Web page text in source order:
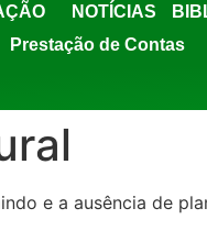
NOTÍCIAS
Prestação de Contas
e a ausência de